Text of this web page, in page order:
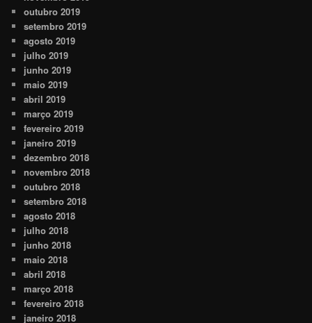
outubro 2019
setembro 2019
agosto 2019
julho 2019
junho 2019
maio 2019
abril 2019
março 2019
fevereiro 2019
janeiro 2019
dezembro 2018
novembro 2018
outubro 2018
setembro 2018
agosto 2018
julho 2018
junho 2018
maio 2018
abril 2018
março 2018
fevereiro 2018
janeiro 2018